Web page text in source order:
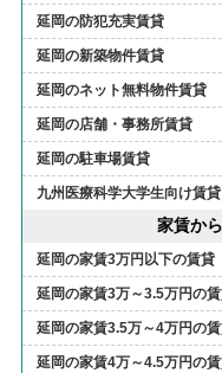
延岡の防犯充実賃貸
延岡の新築物件賃貸
延岡のネット無料物件賃貸
延岡の店舗・事務所賃貸
延岡の駐車場賃貸
九州医療科学大学生向け賃貸
家賃か
延岡の家賃3万円以下の賃貸
延岡の家賃3万～3.5万円の
延岡の家賃3.5万～4万円の
延岡の家賃4万～4.5万円の